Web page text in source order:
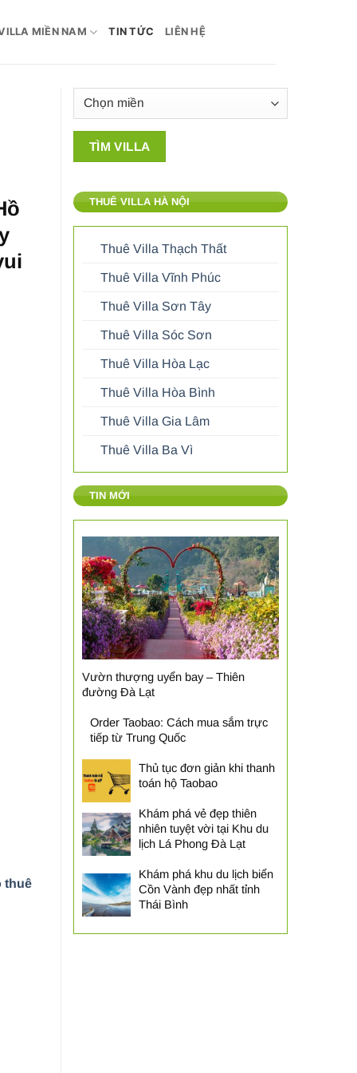
MIỀN NAM TIN TỨC LIÊN HỆ
thuê
THUÊ VILLA HÀ NỘI
Thuê Villa Thạch Thất
Thuê Villa Vĩnh Phúc
Thuê Villa Sơn Tây
Thuê Villa Sóc Sơn
Thuê Villa Hòa Lạc
Thuê Villa Hòa Bình
Thuê Villa Gia Lâm
Thuê Villa Ba Vì
TIN MỚI
Vườn thượng uyển bay – Thiên
đường Đà Lạt
Order Taobao: Cách mua sắm trực
tiếp từ Trung Quốc
Thủ tục đơn giản khi thanh
toán hộ Taobao
Khám phá vẻ đẹp thiên
nhiên tuyệt vời tại Khu du
lịch Lá Phong Đà Lạt
Khám phá khu du lịch biển
Cồn Vành đẹp nhất tỉnh
Thái Bình